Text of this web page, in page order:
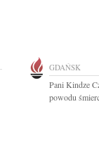
GDAŃSK
Pani Kindze
powodu